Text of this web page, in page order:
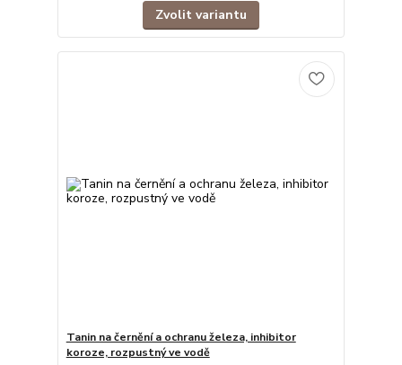
Zvolit variantu
Tanin na černění a ochranu železa, inhibitor
koroze, rozpustný ve vodě